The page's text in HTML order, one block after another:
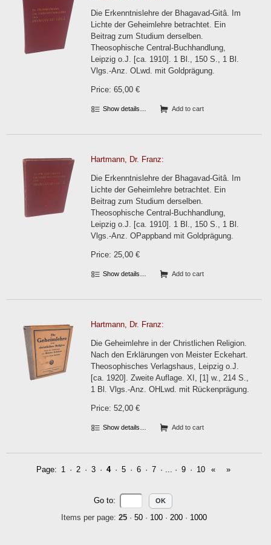
Die Erkenntnislehre der Bhagavad-Gitâ. Im
Lichte der Geheimlehre betrachtet. Ein
Beitrag zum Studium derselben.
Theosophische Central-Buchhandlung,
Leipzig o.J. [ca. 1910]. 1 Bl., 150 S., 1 Bl.
Vlgs.-Anz. OLwd. mit Goldprägung.
Price: 65,00 €
Show details… Add to cart
Hartmann, Dr. Franz:
Die Erkenntnislehre der Bhagavad-Gitâ. Im
Lichte der Geheimlehre betrachtet. Ein
Beitrag zum Studium derselben.
Theosophische Central-Buchhandlung,
Leipzig o.J. [ca. 1910]. 1 Bl., 150 S., 1 Bl.
Vlgs.-Anz. OPappband mit Goldprägung.
Price: 25,00 €
Show details… Add to cart
Hartmann, Dr. Franz:
Die Geheimlehre in der Christlichen Religion.
Nach den Erklärungen von Meister Eckehart.
Theosophisches Verlagshaus, Leipzig o.J.
[ca. 1920]. Zweite Auflage. XI, [1] w., 214 S.,
1 Bl. Vlgs.-Anz. OHLwd. mit Rückenprägung.
Price: 52,00 €
Show details… Add to cart
Page: 1 · 2 · 3 · 4 · 5 · 6 · 7 · ... · 9 · 10 « »
Go to:
Items per page: 25 · 50 · 100 · 200 · 1000